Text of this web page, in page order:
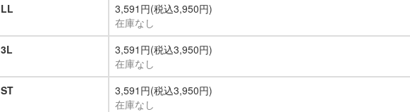
LL
3,591円(税込3,950円)
在庫なし
3L
3,591円(税込3,950円)
在庫なし
ST
3,591円(税込3,950円)
在庫なし